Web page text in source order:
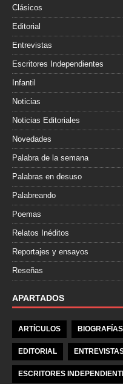
Clásicos
Editorial
Entrevistas
Escritores Independientes
Infantil
Noticias
Noticias Editoriales
Novedades
Palabra de la semana
Palabras en desuso
Palabreando
Poemas
Relatos Inéditos
Reportajes y ensayos
Reseñas
APARTADOS
ARTÍCULOS BIOGRAFÍAS
EDITORIAL
ESCRITORES